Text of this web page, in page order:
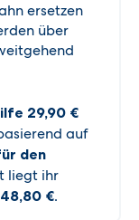
ersetzen
über
29,90 €
auf
den
liegt ihr
€.